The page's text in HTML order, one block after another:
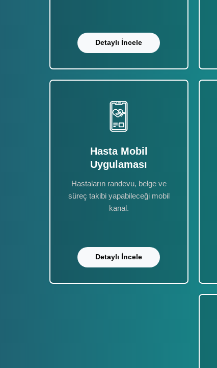
Detaylı İncele
Hasta Mobil
Uygulaması
Hastaların randevu, belge ve
süreç takibi yapabileceği mobil
kanal.
Detaylı İncele